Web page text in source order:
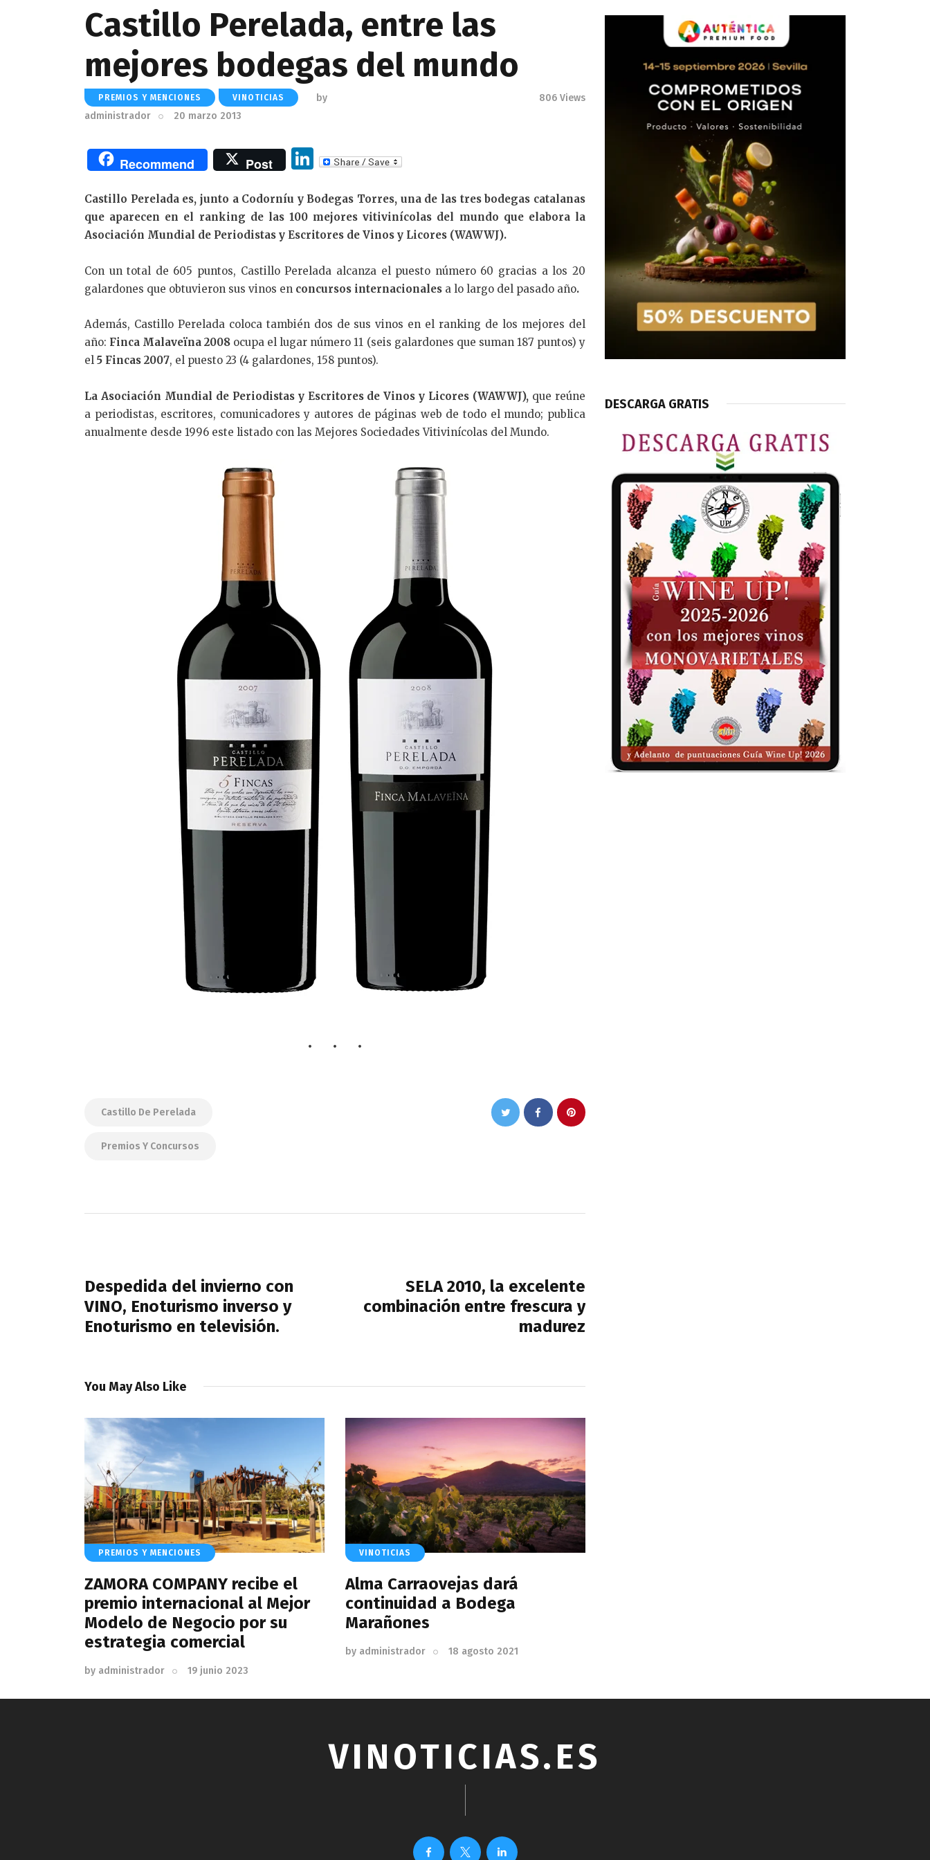
Castillo Perelada, entre las
mejores bodegas del mundo
PREMIOS Y MENCIONES VINOTICIAS
by
administrador
20 marzo 2013
806 Views
Recommend Post
Li
k
e
dI
n
Castillo Perelada es, junto a Codorníu y Bodegas Torres, una de las tres bodegas catalanas
que aparecen en el ranking de las 100 mejores vitivinícolas del mundo que elabora la
Asociación Mundial de Periodistas y Escritores de Vinos y Licores (WAWWJ).
Con un total de 605 puntos, Castillo Perelada alcanza el puesto número 60 gracias a los 20
galardones que obtuvieron sus vinos en concursos internacionales a lo largo del pasado año.
Además, Castillo Perelada coloca también dos de sus vinos en el ranking de los mejores del
año: Finca Malaveïna 2008 ocupa el lugar número 11 (seis galardones que suman 187 puntos) y
el 5 Fincas 2007, el puesto 23 (4 galardones, 158 puntos).
La Asociación Mundial de Periodistas y Escritores de Vinos y Licores (WAWWJ), que reúne
a periodistas, escritores, comunicadores y autores de páginas web de todo el mundo; publica
anualmente desde 1996 este listado con las Mejores Sociedades Vitivinícolas del Mundo.
Castillo De Perelada
Premios Y Concursos
entradas
Despedida del invierno con
VINO, Enoturismo inverso y
Enoturismo en televisión.
SELA 2010, la excelente
combinación entre frescura y
madurez
You May Also Like
PREMIOS Y MENCIONES
ZAMORA COMPANY recibe el
premio internacional al Mejor
Modelo de Negocio por su
estrategia comercial
by administrador 19 junio 2023
VINOTICIAS
Alma Carraovejas dará
continuidad a Bodega
Marañones
by administrador 18 agosto 2021
DESCARGA GRATIS
VINOTICIAS.ES